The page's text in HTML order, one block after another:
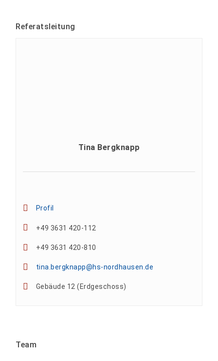
Referatsleitung
Tina Bergknapp
Profil
+49 3631 420-112
+49 3631 420-810
tina.bergknapp@hs-nordhausen.de
Gebäude 12 (Erdgeschoss)
Team